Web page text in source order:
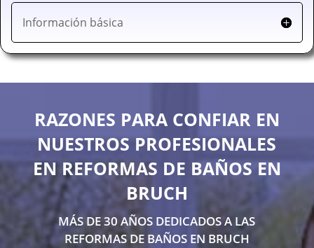
Información básica
RAZONES PARA CONFIAR EN
NUESTROS PROFESIONALES
EN REFORMAS DE BAÑOS EN
BRUCH
MÁS DE 30 AÑOS DEDICADOS A LAS
REFORMAS DE BAÑOS EN BRUCH